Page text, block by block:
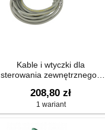
Kable i wtyczki dla
sterowania zewnętrznego i
poziomu
208,80 zł
1 wariant